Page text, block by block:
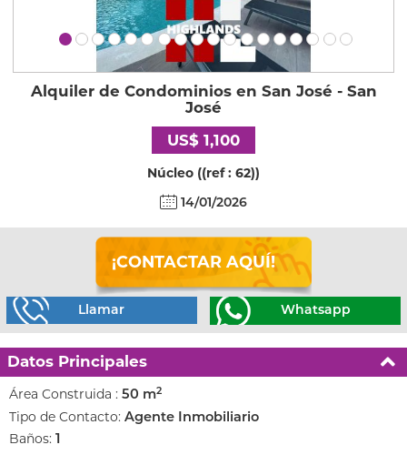
Alquiler de Condominios en San José - San
José
US$ 1,100
Núcleo ((ref : 62))
14/01/2026
¡CONTACTAR AQUÍ!
Llamar Whatsapp
Datos Principales
Área Construida : 50 m2
Tipo de Contacto: Agente Inmobiliario
Baños: 1